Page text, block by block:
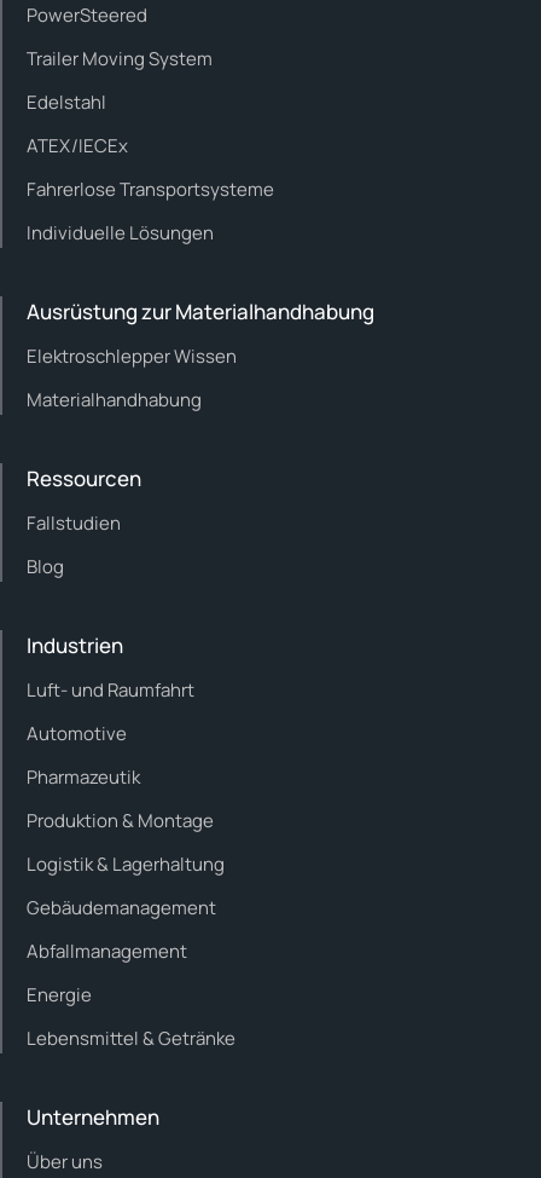
PowerSteered
Trailer Moving System
Edelstahl
ATEX/IECEx
Fahrerlose Transportsysteme
Individuelle Lösungen
Ausrüstung zur Materialhandhabung
Elektroschlepper Wissen
Materialhandhabung
Ressourcen
Fallstudien
Blog
Industrien
Luft- und Raumfahrt
Automotive
Pharmazeutik
Produktion & Montage
Logistik & Lagerhaltung
Gebäudemanagement
Abfallmanagement
Energie
Lebensmittel & Getränke
Unternehmen
Über uns